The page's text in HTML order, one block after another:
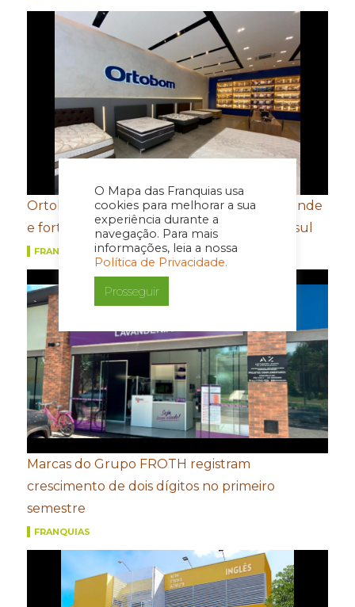
O Mapa das Franquias usa
cookies para melhorar a sua
experiência durante a
navegação. Para mais
informações, leia a nossa
Política de Privacidade.
Prosseguir
Ortobom aposta em novo conceito de estande
e fortalecimento de portfólio para a Movelsul
FRANQUIAS
Marcas do Grupo FROTH registram
crescimento de dois dígitos no primeiro
semestre
FRANQUIAS